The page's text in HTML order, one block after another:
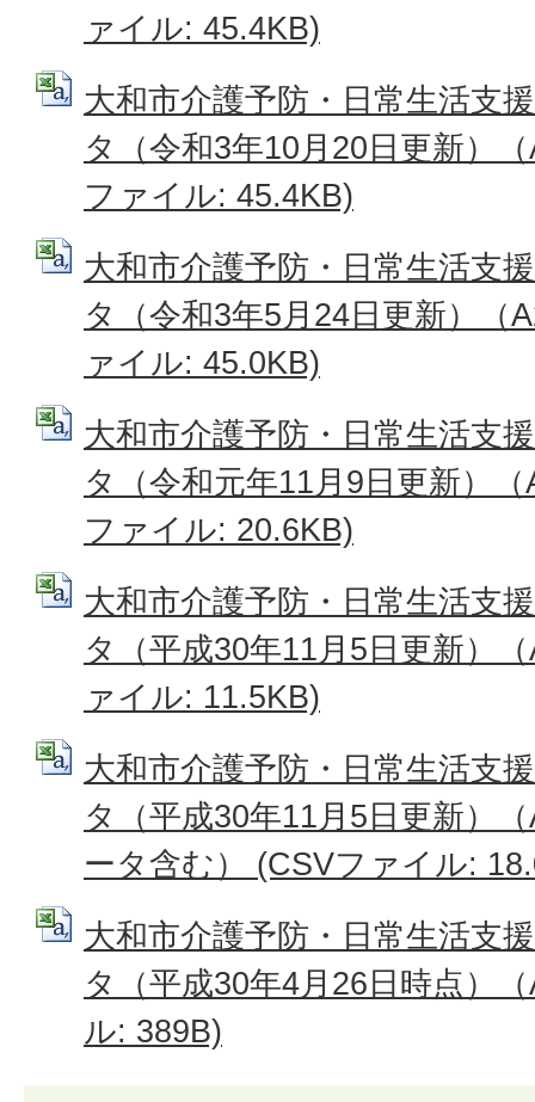
ァイル: 45.4KB)
大和市介護予防・日常生活支
タ（令和3年10月20日更新）
ファイル: 45.4KB)
大和市介護予防・日常生活支
タ（令和3年5月24日更新）（
ァイル: 45.0KB)
大和市介護予防・日常生活支
タ（令和元年11月9日更新）
ファイル: 20.6KB)
大和市介護予防・日常生活支
タ（平成30年11月5日更新）
ァイル: 11.5KB)
大和市介護予防・日常生活支
タ（平成30年11月5日更新）
ータ含む） (CSVファイル:
大和市介護予防・日常生活支
タ（平成30年4月26日時点）
ル: 389B)